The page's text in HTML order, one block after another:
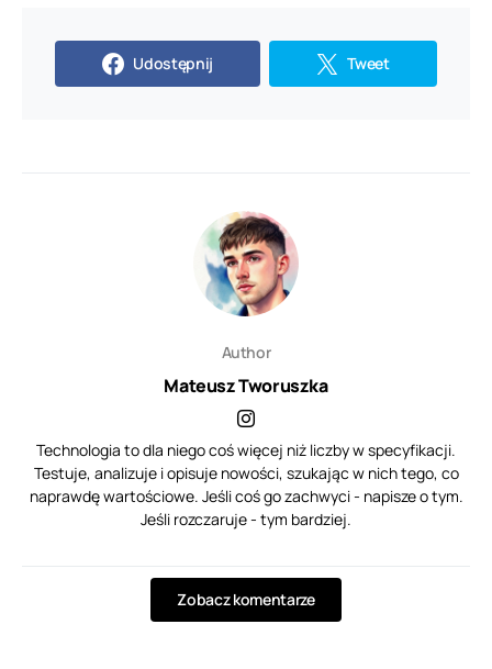
Udostępnij Tweet
Author
Mateusz Tworuszka
Technologia to dla niego coś więcej niż liczby w specyfikacji.
Testuje, analizuje i opisuje nowości, szukając w nich tego, co
naprawdę wartościowe. Jeśli coś go zachwyci - napisze o tym.
Jeśli rozczaruje - tym bardziej.
Zobacz komentarze